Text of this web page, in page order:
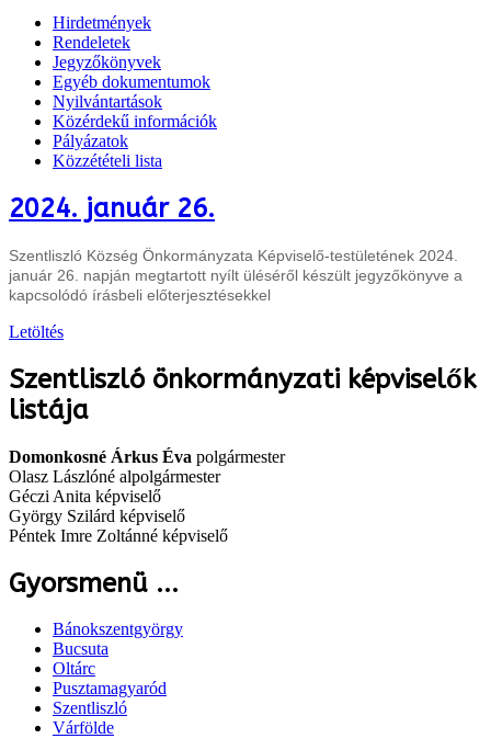
Hirdetmények
Rendeletek
Jegyzőkönyvek
Egyéb dokumentumok
Nyilvántartások
Közérdekű információk
Pályázatok
Közzétételi lista
2024. január 26.
Szentliszló Község Önkormányzata Képviselő-testületének 2024.
január 26. napján megtartott nyílt üléséről készült jegyzőkönyve a
kapcsolódó írásbeli előterjesztésekkel
Letöltés
Szentliszló önkormányzati képviselők
listája
Domonkosné Árkus Éva polgármester
Olasz Lászlóné alpolgármester
Géczi Anita képviselő
György Szilárd képviselő
Péntek Imre Zoltánné képviselő
Gyorsmenü ...
Bánokszentgyörgy
Bucsuta
Oltárc
Pusztamagyaród
Szentliszló
Várfölde